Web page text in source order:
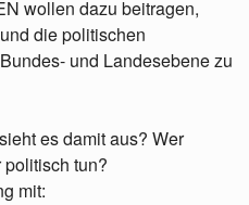
wollen dazu beitragen,
die politischen
und Landesebene zu
es damit aus? Wer
tun?
mit: